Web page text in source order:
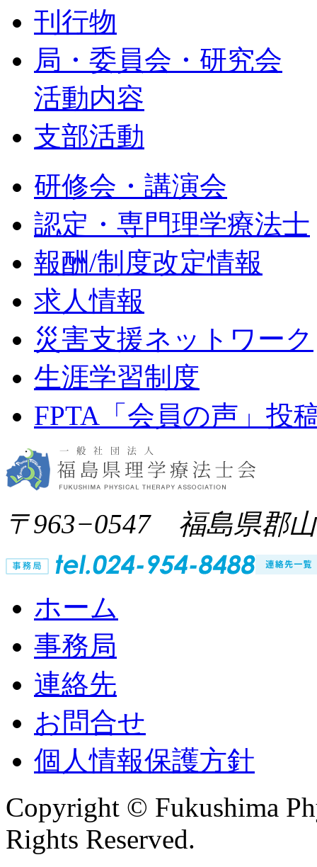
刊行物
局・委員会・研究会
活動内容
支部活動
研修会・講演会
認定・専門理学療法士
報酬/制度改定情報
求人情報
災害支援ネットワーク
生涯学習制度
FPTA「会員の声」投
〒963−0547 福島県郡
ホーム
事務局
連絡先
お問合せ
個人情報保護方針
Copyright © Fukushima
Rights Reserved.